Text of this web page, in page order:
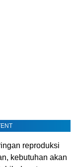
reproduksi
kebutuhan akan